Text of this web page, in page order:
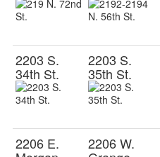
2203 S.
34th St.
2203 S.
35th St.
2206 E. 2206 W.